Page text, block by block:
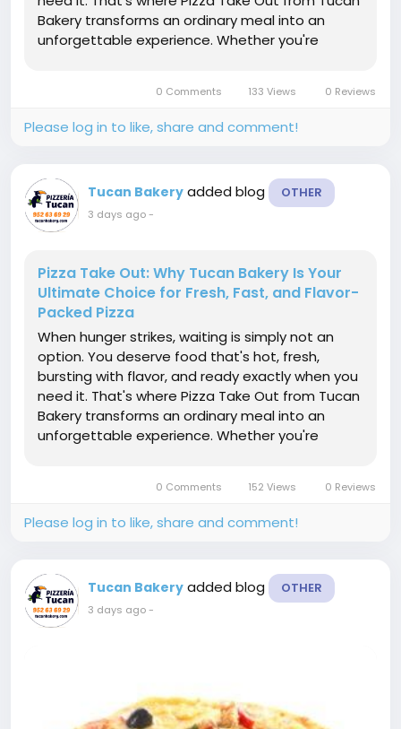
Bakery transforms an ordinary meal into an
unforgettable experience. Whether you're
busy day, Tucan Bakery...
0 Comments 133 Views 0 Reviews
Please log in to like, share and comment!
Tucan Bakery added blog OTHER
3 days ago-
Pizza Take Out: Why Tucan Bakery Is Your
Ultimate Choice for Fresh, Fast, and Flavor-
Packed Pizza
When hunger strikes, waiting is simply not an
option. You deserve food that's hot, fresh,
bursting with flavor, and ready exactly when you
need it. That's where Pizza Take Out from Tucan
Bakery transforms an ordinary meal into an
unforgettable experience. Whether you're
busy day, Tucan Bakery...
0 Comments 152 Views 0 Reviews
Please log in to like, share and comment!
Tucan Bakery added blog OTHER
3 days ago-